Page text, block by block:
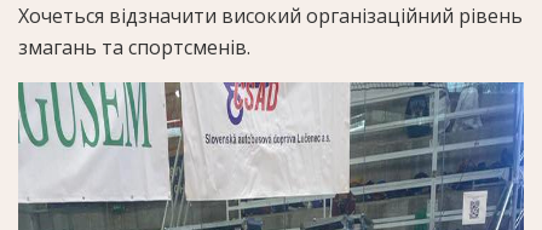
Хочеться відзначити високий організаційний рівень
змагань та спортсменів.